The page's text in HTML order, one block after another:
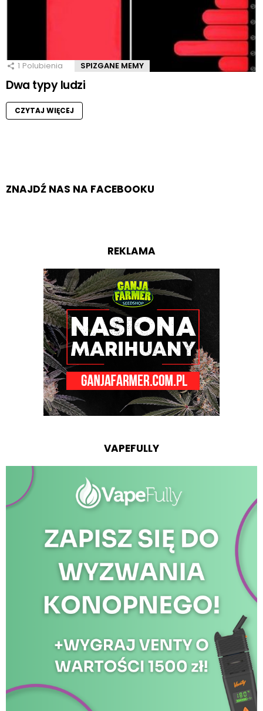
1 Polubienia SPIZGANE MEMY
Dwa typy ludzi
CZYTAJ WIĘCEJ
ZNAJDŹ NAS NA FACEBOOKU
REKLAMA
VAPEFULLY